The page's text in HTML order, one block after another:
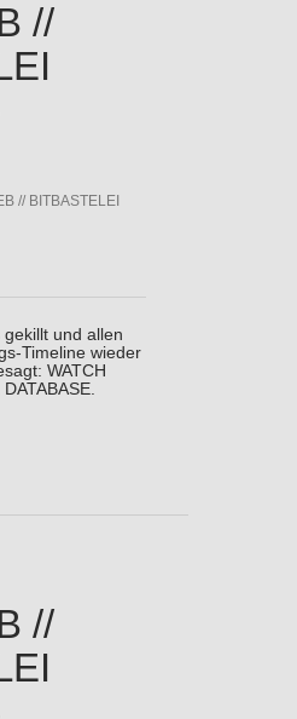
//
// BITBASTELEI
und allen
Timeline wieder
WATCH
//